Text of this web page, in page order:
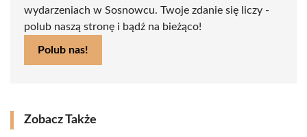
wydarzeniach w Sosnowcu. Twoje zdanie się liczy -
polub naszą stronę i bądź na bieżąco!
Polub nas!
Zobacz Także